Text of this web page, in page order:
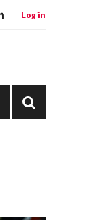
Log in